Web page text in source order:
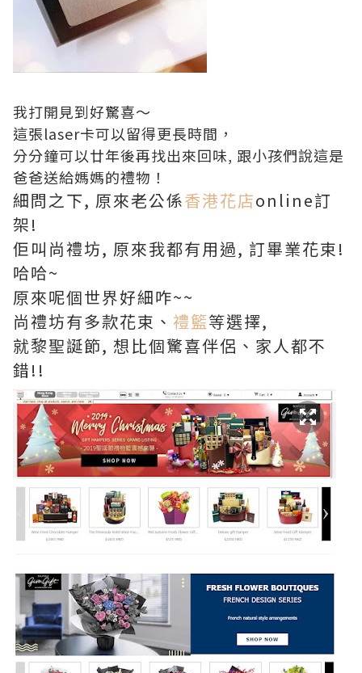
我打開見到好驚喜～
這張laser卡可以留得更長時間，
分分鐘可以廿年後再找出來回味, 跟小孩們說這是
爸爸送給媽媽的禮物！
細問之下, 原來老公係香港花店online訂
架!
佢叫尚禮坊, 原來我都有用過, 訂畢業花束!
哈哈~
原來呢個世界好細咋~~
尚禮坊有多款花束、 禮籃等選擇,
就黎聖誕節, 想比個驚喜伴侶、家人都不
錯!!